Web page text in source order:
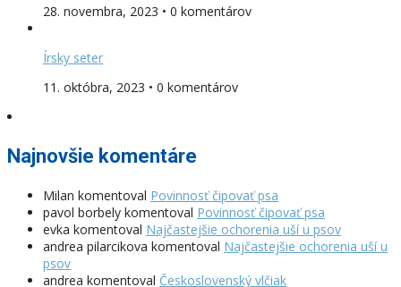
28. novembra, 2023 • 0 komentárov
Írsky seter
11. októbra, 2023 • 0 komentárov
Najnovšie komentáre
Milan komentoval Povinnosť čipovať psa
pavol borbely komentoval Povinnosť čipovať psa
evka komentoval Najčastejšie ochorenia uší u psov
andrea pilarcikova komentoval Najčastejšie ochorenia uší u
psov
andrea komentoval Československý vlčiak